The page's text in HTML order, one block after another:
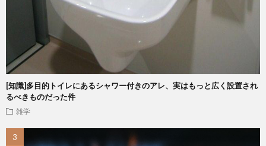
[知識]多目的トイレにあるシャワー付きのアレ、実はもっと広く設置され
るべきものだった件
雑学